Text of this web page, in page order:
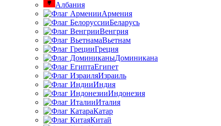
Албания
Армения
Беларусь
Венгрия
Вьетнам
Греция
Доминикана
Египет
Израиль
Индия
Индонезия
Италия
Катар
Китай